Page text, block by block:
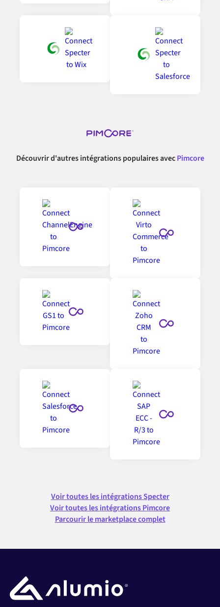
Découvrir d'autres intégrations populaires avecPimcore
Voir toutes les intégrations Specter
Voir toutes les intégrations Pimcore
Parcourir le marketplace complet